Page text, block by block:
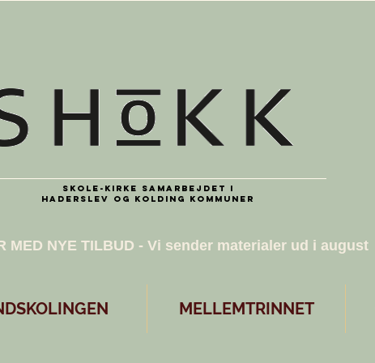
Skole-kirke samarbejdet i
Haderslev og Kolding kommuner
MED NYE TILBUD - Vi sender materialer ud i august
MELLEMTRINNET